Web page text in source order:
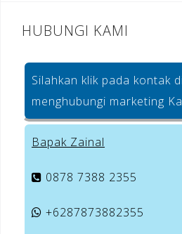
HUBUNGI KAMI
Silahkan klik pada kontak
menghubungi marketing
Bapak Zainal
0878 7388 2355
+6287873882355